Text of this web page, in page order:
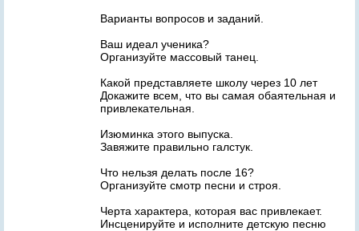
Варианты вопросов и заданий.
Ваш идеал ученика?
Организуйте массовый танец.
Какой представляете школу через 10 лет
Докажите всем, что вы самая обаятельная и
привлекательная.
Изюминка этого выпуска.
Завяжите правильно галстук.
Что нельзя делать после 16?
Организуйте смотр песни и строя.
Черта характера, которая вас привлекает.
Инсценируйте и исполните детскую песню